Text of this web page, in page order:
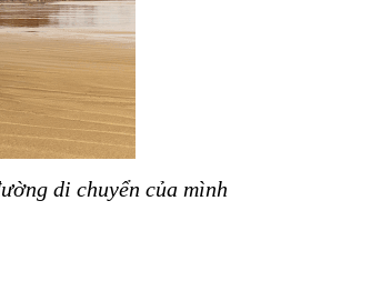
di chuyển của mình